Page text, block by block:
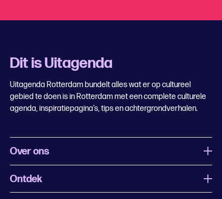
Dit is Uitagenda
Uitagenda Rotterdam bundelt alles wat er op cultureel
gebied te doen is in Rotterdam met een complete culturele
agenda, inspiratiepagina’s, tips en achtergrondverhalen.
Over ons
Wat is Uitagenda Rotterdam
Ontdek